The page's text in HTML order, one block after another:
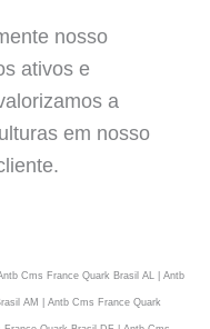
nosso
ativos e
a
em nosso
Cms France Quark Brasil AL | Antb
AM | Antb Cms France Quark